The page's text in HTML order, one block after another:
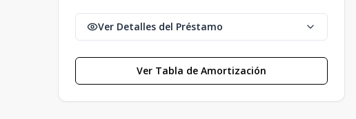
Ver Detalles del Préstamo
Ver Tabla de Amortización